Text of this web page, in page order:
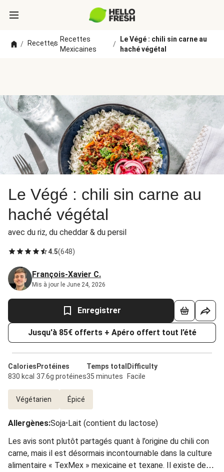
/ Recettes
/
Recettes
Mexicaines
/
Le Végé : chili sin carne au
haché végétal
Le Végé : chili sin carne au
haché végétal
avec du riz, du cheddar & du persil
4.5(648)
François-Xavier C.
Mis à jour le June 24, 2026
Enregistrer
Jusqu'à 85€ offerts + Apéro offert tout l’été
Calories
830 kcal
Protéines
37.6g protéines
Temps total
35 minutes
Difficulty
Facile
Végétarien Épicé
Allergènes:Soja•Lait (contient du lactose)
Les avis sont plutôt partagés quant à l’origine du chili con
carne, mais il est désormais incontournable dans la culture
alimentaire « TexMex » mexicaine et texane. Il existe des